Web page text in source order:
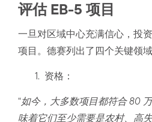
评估 EB-5 项目
一旦对区域中心充满信心，投
项目。德赛列出了四个关键领域
资格：
“如今，大多数项目都符合 80
味着它们至少需要是农村、高